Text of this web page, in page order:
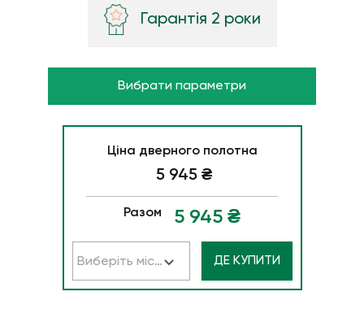
Гарантія 2 роки
Вибрати параметри
Ціна дверного полотна
5 945 ₴
Разом 5 945 ₴
Виберіть місто ДЕ КУПИТИ